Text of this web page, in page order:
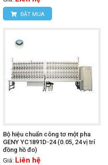
ĐẶT MUA
Bộ hiệu chuẩn công tơ một pha
GENY YC1891D-24 (0.05, 24 vị trí
đồng hồ đo)
Giá: Liên hệ